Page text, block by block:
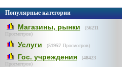
Популярные категории
Магазины, рынки (56211
Просмотров)
Услуги (51957 Просмотров)
Гос. учреждения (48423
Просмотров)